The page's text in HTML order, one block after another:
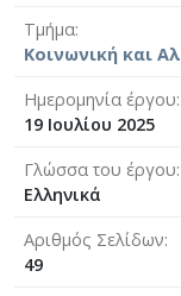
Τμήμα
Κοινωνική και
Ημερομηνία έργου
19 Ιουλίου 2025
Γλώσσα του έργου
Ελληνικά
Αριθμός Σελίδων
49